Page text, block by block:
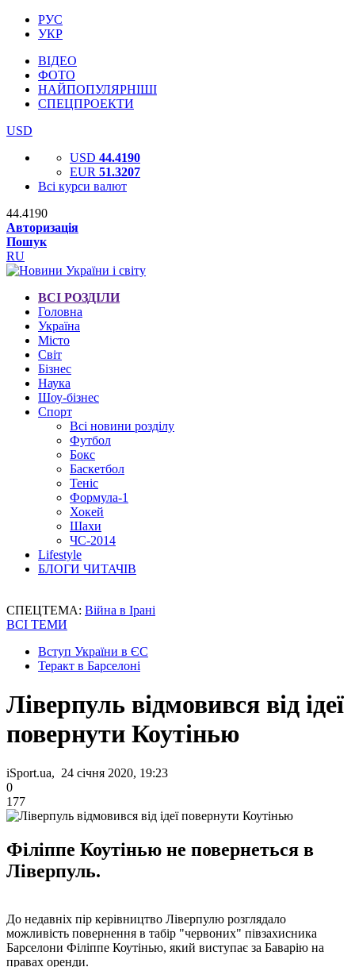
РУС
УКР
ВІДЕО
ФОТО
НАЙПОПУЛЯРНІШІ
СПЕЦПРОЕКТИ
USD
USD 44.4190
EUR 51.3207
Всі курси валют
44.4190
Авторизація
Пошук
RU
ВСІ РОЗДІЛИ
Головна
Україна
Місто
Світ
Бізнес
Наука
Шоу-бізнес
Спорт
Всі новини розділу
Футбол
Бокс
Баскетбол
Теніс
Формула-1
Хокей
Шахи
ЧС-2014
Lifestyle
БЛОГИ ЧИТАЧІВ
СПЕЦТЕМА: Війна в Ірані
ВСІ ТЕМИ
Вступ України в ЄС
Теракт в Барселоні
Ліверпуль відмовився від ідеї
повернути Коутінью
iSport.ua, 24 січня 2020, 19:23
0
177
Філіппе Коутінью не повернеться в
Ліверпуль.
До недавніх пір керівництво Ліверпулю розглядало
можливість повернення в табір "червоних" півзахисника
Барселони Філіппе Коутінью, який виступає за Баварію на
правах оренди.